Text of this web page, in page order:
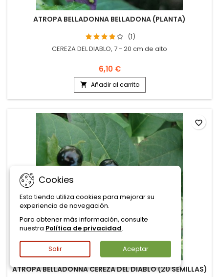
ATROPA BELLADONNA BELLADONA (PLANTA)
(1)
CEREZA DEL DIABLO, 7 - 20 cm de alto
6,10 €
 Añadir al carrito
ATROPA BELLADONNA CEREZA DEL DIABLO (20 SEMILLAS)
favorite_border
Cookies
Esta tienda utiliza cookies para mejorar su
experiencia de navegación.
Para obtener más información, consulte
nuestra Política de privacidad.
Salir Aceptar